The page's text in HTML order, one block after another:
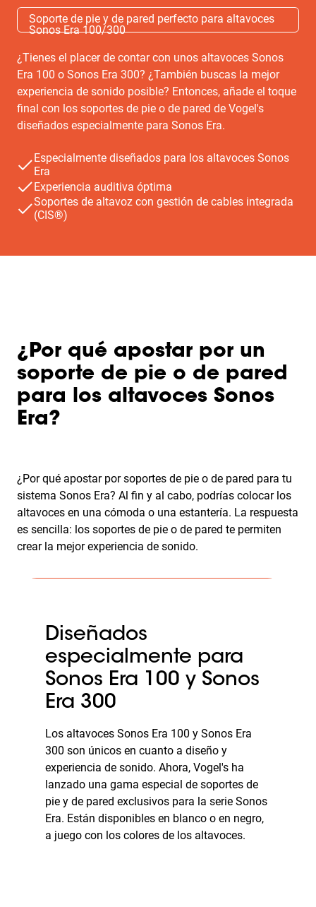
Soporte de pie y de pared perfecto para altavoces
Sonos Era 100/300
¿Tienes el placer de contar con unos altavoces Sonos
Era 100 o Sonos Era 300? ¿También buscas la mejor
experiencia de sonido posible? Entonces, añade el toque
final con los soportes de pie o de pared de Vogel's
diseñados especialmente para Sonos Era.
Especialmente diseñados para los altavoces Sonos
Era
Experiencia auditiva óptima
Soportes de altavoz con gestión de cables integrada
(CIS®)
¿Por qué apostar por un
soporte de pie o de pared
para los altavoces Sonos
Era?
¿Por qué apostar por soportes de pie o de pared para tu
sistema Sonos Era? Al fin y al cabo, podrías colocar los
altavoces en una cómoda o una estantería. La respuesta
es sencilla: los soportes de pie o de pared te permiten
crear la mejor experiencia de sonido.
Diseñados
especialmente para
Sonos Era 100 y Sonos
Era 300
Los altavoces Sonos Era 100 y Sonos Era
300 son únicos en cuanto a diseño y
experiencia de sonido. Ahora, Vogel's ha
lanzado una gama especial de soportes de
pie y de pared exclusivos para la serie Sonos
Era. Están disponibles en blanco o en negro,
a juego con los colores de los altavoces.